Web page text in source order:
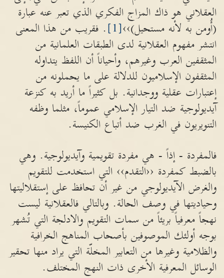
العقلاني هو ذاك المزاج الفكري الذي تعبر عنه عبارة
(أُومن به لأنه مستحيل)››[1]
. فقريب من هذا المعنى
انتشر مفهوم العقلانية لدى الطبقات العلمانية من
المثقفين العرب وغيرهم، وأحياناً أن اللفظ يتداوله
المثقفون الإسلاميون للدلالة على ما يحملونه من
إعتبارات عقلية ووجدانية. بل كثيراً ما أريد به كنزعة
آيديولوجية ضد التيار الإسلامي عموماً، مثلما وظفه
التنويريون في الغرب ضد أتباع الكنيسة.
فالمفردة - إذاً - هي مفردة تقويمية وآيديولوجية. وهي
بالضبط كمفردة ‹‹التقدم›› التي استخدمت للتقويم
والغرض الآيديولوجي من غير أن تحافظ على إستقلاليتها
وحياديتها في وصف الحالة. وبالتالي فالعقلانية ليست
نهجاً معرفياً بريئاً من سمات التقويم والادلجة التي تُشهر
بوجه أولئك الموصوفين بأصحاب المناهج الخرافية
والظلامية وغيرها من التعابير المخلّة التي يراد منها تحقير
الوسائل المعرفية الأخرى ذات النهج المختلف.